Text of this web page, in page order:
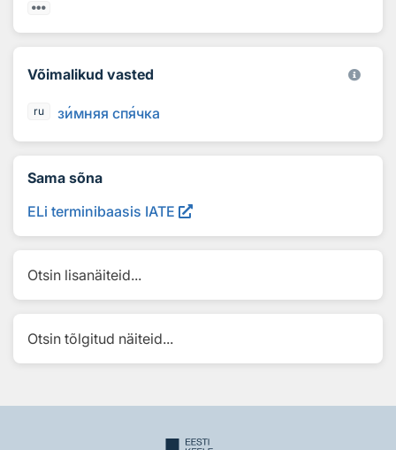
Võimalikud vasted
ru зимняя спячка
Sama sõna
ELi terminibaasis IATE
Otsin lisanäiteid...
Otsin tõlgitud näiteid...